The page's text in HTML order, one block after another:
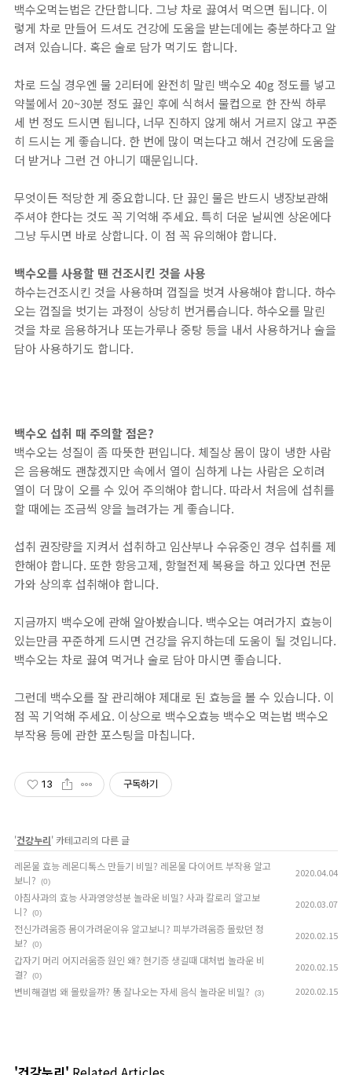
백수오먹는법은 간단합니다. 그냥 차로 끓여서 먹으면 됩니다. 이
렇게 차로 만들어 드셔도 건강에 도움을 받는데에는 충분하다고 알
려져 있습니다. 혹은 술로 담가 먹기도 합니다.
차로 드실 경우엔 물 2리터에 완전히 말린 백수오 40g 정도를 넣고
약불에서 20~30분 정도 끓인 후에 식혀서 물컵으로 한 잔씩 하루
세 번 정도 드시면 됩니다, 너무 진하지 않게 해서 거르지 않고 꾸준
히 드시는 게 좋습니다. 한 번에 많이 먹는다고 해서 건강에 도움을
더 받거나 그런 건 아니기 때문입니다.
무엇이든 적당한 게 중요합니다. 단 끓인 물은 반드시 냉장보관해
주셔야 한다는 것도 꼭 기억해 주세요. 특히 더운 날씨엔 상온에다
그냥 두시면 바로 상합니다. 이 점 꼭 유의해야 합니다.
백수오를 사용할 땐 건조시킨 것을 사용
하수는건조시킨 것을 사용하며 껍질을 벗겨 사용해야 합니다. 하수
오는 껍질을 벗기는 과정이 상당히 번거롭습니다. 하수오를 말린
것을 차로 음용하거나 또는가루나 중탕 등을 내서 사용하거나 술을
담아 사용하기도 합니다.
백수오 섭취 때 주의할 점은?
백수오는 성질이 좀 따뜻한 편입니다. 체질상 몸이 많이 냉한 사람
은 음용해도 괜찮겠지만 속에서 열이 심하게 나는 사람은 오히려
열이 더 많이 오를 수 있어 주의해야 합니다. 따라서 처음에 섭취를
할 때에는 조금씩 양을 늘려가는 게 좋습니다.
섭취 권장량을 지켜서 섭취하고 임산부나 수유중인 경우 섭취를 제
한해야 합니다. 또한 항응고제, 항혈전제 복용을 하고 있다면 전문
가와 상의후 섭취해야 합니다.
지금까지 백수오에 관해 알아봤습니다. 백수오는 여러가지 효능이
있는만큼 꾸준하게 드시면 건강을 유지하는데 도움이 될 것입니다.
백수오는 차로 끓여 먹거나 술로 담아 마시면 좋습니다.
그런데 백수오를 잘 관리해야 제대로 된 효능을 볼 수 있습니다. 이
점 꼭 기억해 주세요. 이상으로 백수오효능 백수오 먹는법 백수오
부작용 등에 관한 포스팅을 마칩니다.
13 구독하기
'건강누리' 카테고리의 다른 글
레몬물 효능 레몬디톡스 만들기 비밀? 레몬물 다이어트 부작용 알고
보니?
(0)
2020.04.04
아침사과의 효능 사과영양성분 놀라운 비밀? 사과 칼로리 알고보
니?
(0)
2020.03.07
전신가려움증 몸이가려운이유 알고보니? 피부가려움증 몰랐던 정
보?
(0)
2020.02.15
갑자기 머리 어지러움증 원인 왜? 현기증 생길때 대처법 놀라운 비
결?
(0)
2020.02.15
변비해결법 왜 몰랐을까? 똥 잘나오는 자세 음식 놀라운 비밀? (3) 2020.02.15